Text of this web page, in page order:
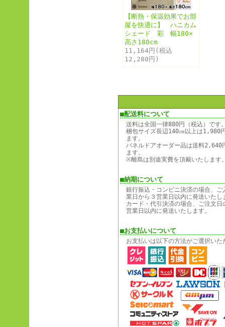
【断熱・保温効果でお部
屋を快適に】 ハニカム
シェード 彩 幅180×
高さ180cm
11,164円(税込
12,280円)
■配送料について
送料は全国一律880円（税込） です
梱包サイズ長辺140㎝以上は1,980
ます。
パネルドアオーダー品は送料2,640
ます。
※離島は別途実費を頂戴いたします
■納期について
銀行振込・コンビニ決済の場合、ご
業日から３営業日以内に発送いたし
カード・代引決済の場合、ご注文日
営業日以内に発送いたします。
■お支払いについて
お支払いは以下の方法がご選択いた